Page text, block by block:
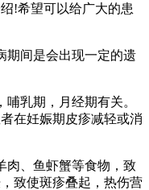
!希望可以给广大的患
间是会出现一定的遗
乳期，月经期有关。
在妊娠期皮疹减轻或消
、鱼虾蟹等食物，致
致使斑疹叠起，热伤营